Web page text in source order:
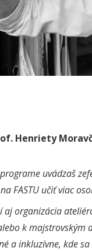
Henriety
uvádzaš
FASTU učiť viac
aj organizácia
k majstrovským
a inkluzívne, kde